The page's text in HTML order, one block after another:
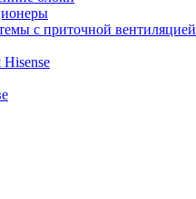
с приточной вентиляцией